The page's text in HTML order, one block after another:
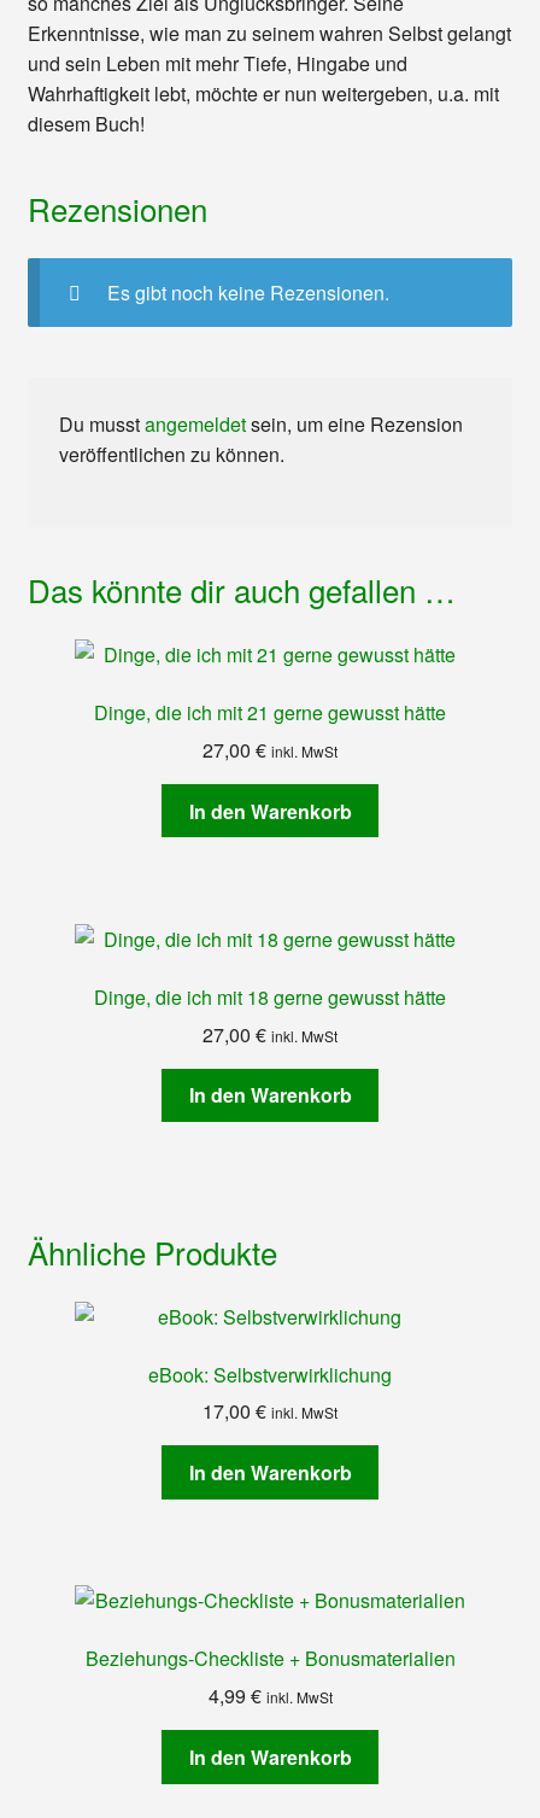
Erkenntnisse, wie man zu seinem wahren Selbst gelangt
und sein Leben mit mehr Tiefe, Hingabe und
Wahrhaftigkeit lebt, möchte er nun weitergeben, u.a. mit
diesem Buch!
Rezensionen
Es gibt noch keine Rezensionen.
Du musstangemeldetsein, um eine Rezension
veröffentlichen zu können.
Das könnte dir auch gefallen …
Dinge, die ich mit 21 gerne gewusst hätte
27,00 € inkl. MwSt
In den Warenkorb
Dinge, die ich mit 18 gerne gewusst hätte
27,00 € inkl. MwSt
In den Warenkorb
Ähnliche Produkte
eBook: Selbstverwirklichung
17,00 € inkl. MwSt
In den Warenkorb
Beziehungs-Checkliste + Bonusmaterialien
4,99 € inkl. MwSt
In den Warenkorb